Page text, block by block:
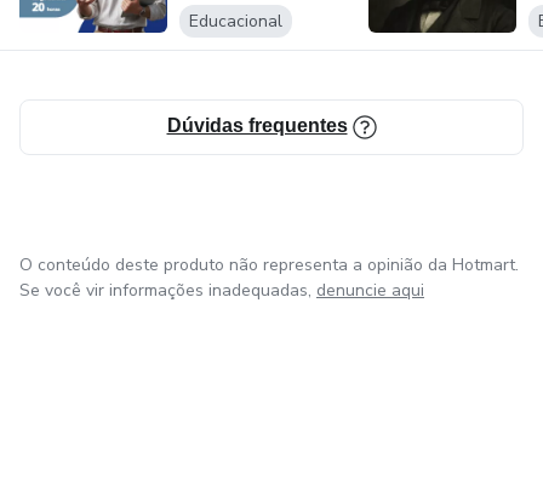
Educacional
Dúvidas frequentes
O conteúdo deste produto não representa a opinião da Hotmart.
Se você vir informações inadequadas, denuncie aqui